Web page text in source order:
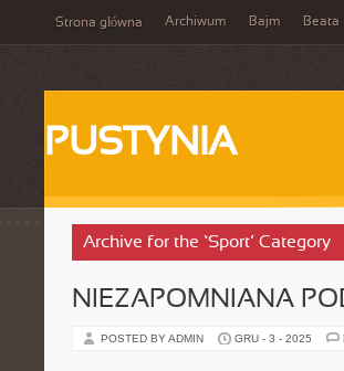
Strona główna Archiwum Bajm Beata
PUSTYNIA
Archive for the ‘Sport’ Category
NIEZAPOMNIANA
POSTED BY ADMIN GRU - 3 - 2025